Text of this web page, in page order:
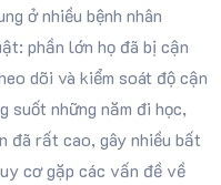
ở nhiều bệnh nhân
phần lớn họ đã bị cận
dõi và kiểm soát độ cận
suốt những năm đi học,
đã rất cao, gây nhiều bất
cơ gặp các vấn đề về